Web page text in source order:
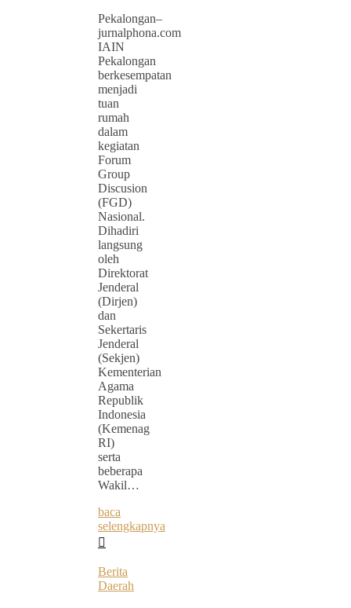
Pekalongan–
jurnalphona.com
IAIN
Pekalongan
berkesempatan
menjadi
tuan
rumah
dalam
kegiatan
Forum
Group
Discusion
(FGD)
Nasional.
Dihadiri
langsung
oleh
Direktorat
Jenderal
(Dirjen)
dan
Sekertaris
Jenderal
(Sekjen)
Kementerian
Agama
Republik
Indonesia
(Kemenag
RI)
serta
beberapa
Wakil…
baca
selengkapnya
Berita
Daerah